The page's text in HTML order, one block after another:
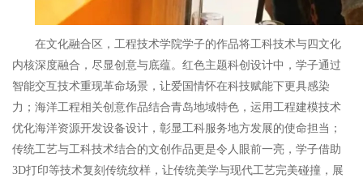
在文化融合区，工程技术学院学子的作品将工科技术与四文化
内核深度融合，尽显创意与底蕴。红色主题科创设计中，学子通过
智能交互技术重现革命场景，让爱国情怀在科技赋能下更具感染
力；海洋工程相关创意作品结合青岛地域特色，运用工程建模技术
优化海洋资源开发设备设计，彰显工科服务地方发展的使命担当；
传统工艺与工科技术结合的文创作品更是令人眼前一亮，学子借助
3D打印等技术复刻传统纹样，让传统美学与现代工艺完美碰撞，展